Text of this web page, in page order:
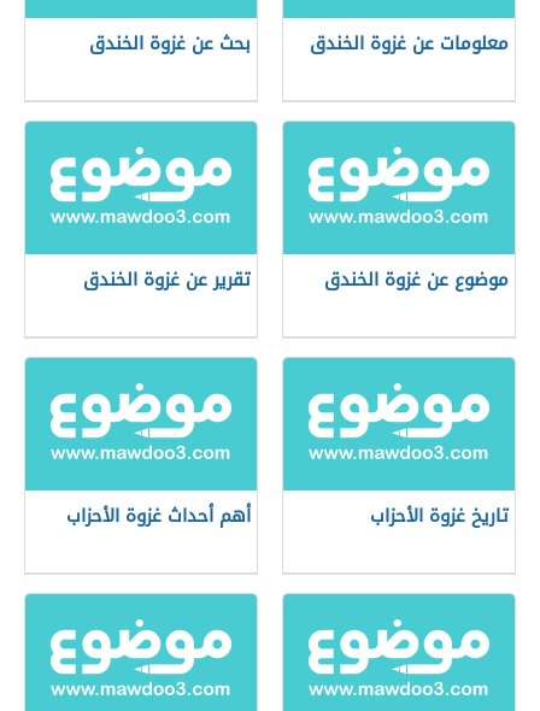
معلومات عن غزوة الخندق بحث عن غزوة الخندق
موضوع عن غزوة الخندق تقرير عن غزوة الخندق
تاريخ غزوة الأحزاب أهم أحداث غزوة الأحزاب